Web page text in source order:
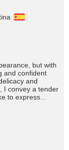
but with
and confident
and
I convey a tender
to express